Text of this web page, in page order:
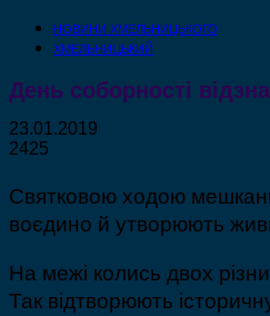
НОВИНИ ХМЕЛЬНИЦЬКОГО
ХМЕЛЬНИЦЬКИЙ
День соборності
23.01.2019
2425
Святковою ходою
воєдино й утворюють
На межі колись двох
Так відтворюють